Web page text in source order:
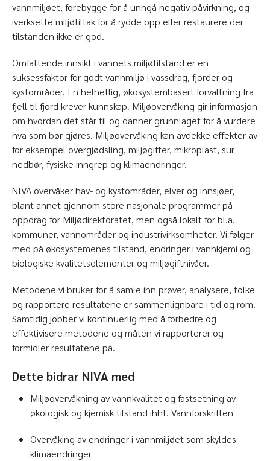
vannmiljøet, forebygge for å unngå negativ påvirkning, og
iverksette miljøtiltak for å rydde opp eller restaurere der
tilstanden ikke er god.
Omfattende innsikt i vannets miljøtilstand er en
suksessfaktor for godt vannmiljø i vassdrag, fjorder og
kystområder. En helhetlig, økosystembasert forvaltning fra
fjell til fjord krever kunnskap. Miljøovervåking gir informasjon
om hvordan det står til og danner grunnlaget for å vurdere
hva som bør gjøres. Miljøovervåking kan avdekke effekter av
for eksempel overgjødsling, miljøgifter, mikroplast, sur
nedbør, fysiske inngrep og klimaendringer.
NIVA overvåker hav- og kystområder, elver og innsjøer,
blant annet gjennom store nasjonale programmer på
oppdrag for Miljødirektoratet, men også lokalt for bl.a.
kommuner, vannområder og industrivirksomheter. Vi følger
med på økosystemenes tilstand, endringer i vannkjemi og
biologiske kvalitetselementer og miljøgiftnivåer.
Metodene vi bruker for å samle inn prøver, analysere, tolke
og rapportere resultatene er sammenlignbare i tid og rom.
Samtidig jobber vi kontinuerlig med å forbedre og
effektivisere metodene og måten vi rapporterer og
formidler resultatene på.
Dette bidrar NIVA med
Miljøovervåkning av vannkvalitet og fastsetning av
økologisk og kjemisk tilstand ihht. Vannforskriften
Overvåking av endringer i vannmiljøet som skyldes
klimaendringer